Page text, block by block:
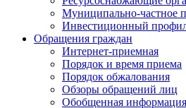
Муниципально-частное
Инвестиционный
Обращения граждан
Интернет-приемная
Порядок и время приема
Порядок обжалования
Обзоры обращений лиц
Обобщенная информация